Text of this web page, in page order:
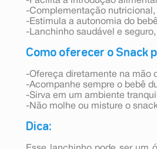
-Complementação
-Estimula a autonomia do
-Lanchinho saudável e
Como oferecer o Snack
-Ofereça diretamente na mão
-Acompanhe sempre o bebê
-Sirva em um ambiente
-Não molhe ou misture o
Dica: